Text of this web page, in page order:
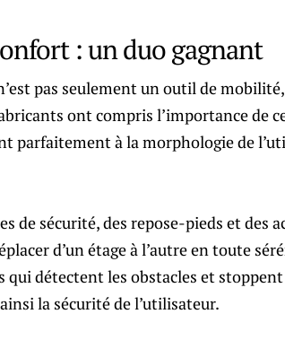
: un duo gagnant
pas seulement un outil de
ont compris l’importance de
parfaitement à la morphologie de
de sécurité, des repose-pieds et des
d’un étage à l’autre en toute
qui détectent les obstacles et
la sécurité de l’utilisateur.